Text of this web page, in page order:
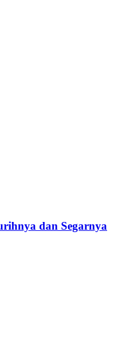
dan Segarnya